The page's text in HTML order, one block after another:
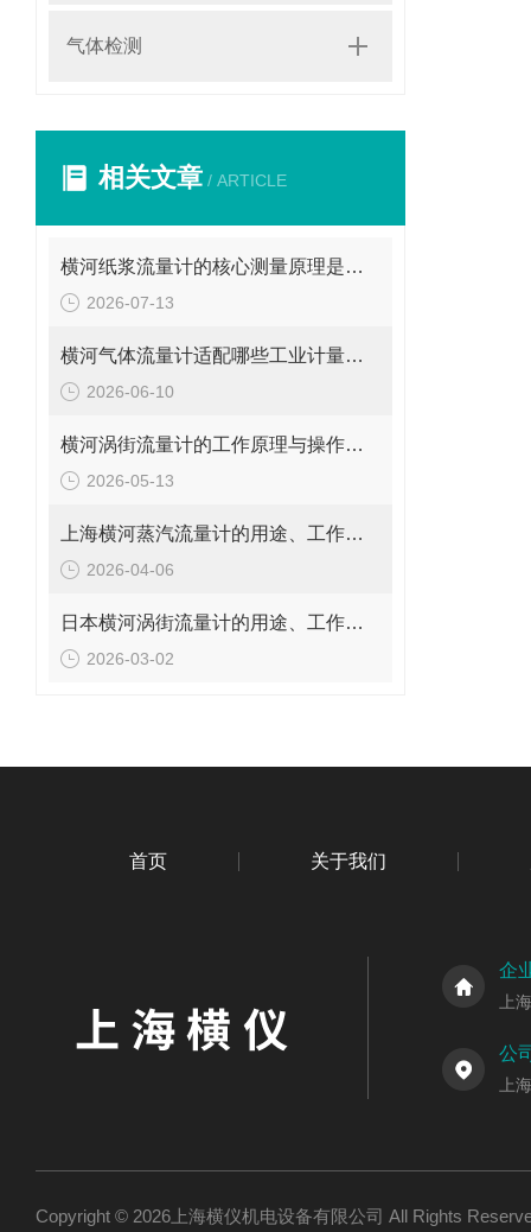
气体检测
相关文章 / ARTICLE
横河纸浆流量计的核心测量原理是什么？
2026-07-13
横河气体流量计适配哪些工业计量场景？
2026-06-10
横河涡街流量计的工作原理与操作要点是什么？
2026-05-13
上海横河蒸汽流量计的用途、工作原理与使用注意事项
2026-04-06
日本横河涡街流量计的用途、工作原理与使用注意事项
2026-03-02
首页 关于我们
企
上
公
上
Copyright © 2026上海横仪机电设备有限公司 All Rights